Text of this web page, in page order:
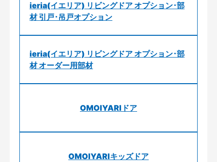
ieria(イエリア) リビングドア オプション･部
材 引戸･吊戸オプション
ieria(イエリア) リビングドア オプション･部
材 オーダー用部材
OMOIYARIドア
OMOIYARIキッズドア